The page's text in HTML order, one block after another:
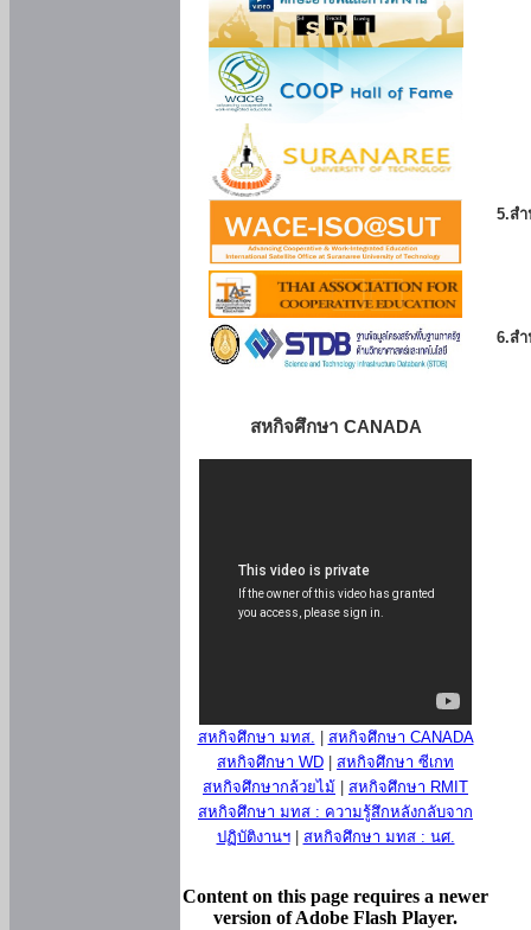
สหกิจศึกษา CANADA
สหกิจศึกษา มทส.
สหกิจศึกษา CANADA
สหกิจศึกษา WD
สหกิจศึกษา ซีเกท
สหกิจศึกษากล้วยไม้
สหกิจศึกษา RMIT
สหกิจศึกษา มทส : ความรู้สึกหลังกลับจาก
ปฏิบัติงานฯ| สหกิจศึกษา มทส : นศ.
Content on this page requires a newer
version of Adobe Flash Player.
5.ส
6.ส